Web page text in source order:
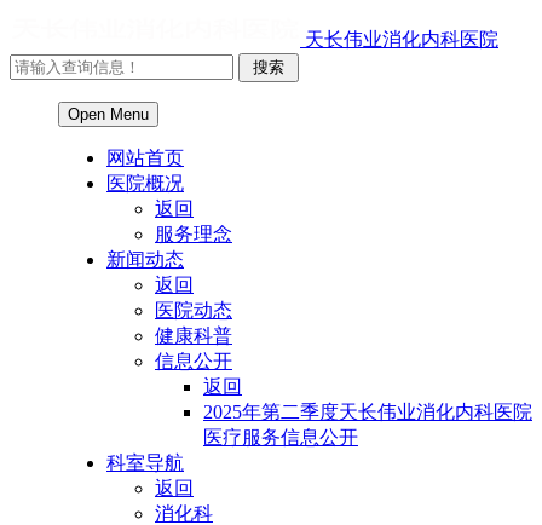
天长伟业消化内科医院
Open Menu
网站首页
医院概况
返回
服务理念
新闻动态
返回
医院动态
健康科普
信息公开
返回
2025年第二季度天长伟业消化内科医院
医疗服务信息公开
科室导航
返回
消化科